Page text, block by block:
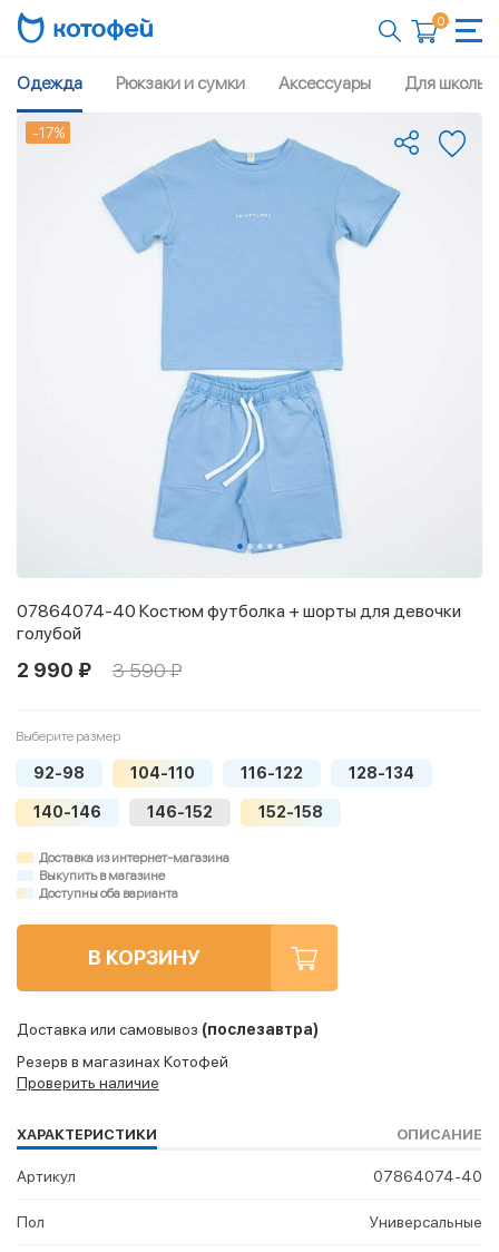
0
Одежда Рюкзаки и сумки Аксессуары Для школы
-17%
07864074-40 Костюм футболка + шорты для девочки
голубой
2 990 ₽ 3 590 ₽
Выберите размер
92-98 104-110 116-122 128-134
140-146 146-152 152-158
Доставка из интернет-магазина
Выкупить в магазине
Доступны оба варианта
В КОРЗИНУ
Доставка или самовывоз (послезавтра)
Резерв в магазинах Котофей
Проверить наличие
ХАРАКТЕРИСТИКИ ОПИСАНИЕ
Артикул 07864074-40
Пол Универсальные